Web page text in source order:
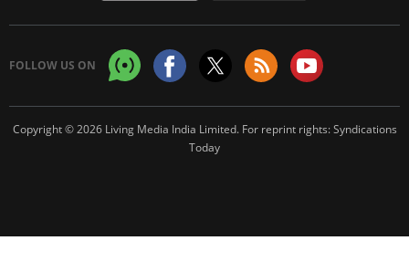
FOLLOW US ON
Copyright © 2026 Living Media India Limited. For reprint rights:Syndications
Today